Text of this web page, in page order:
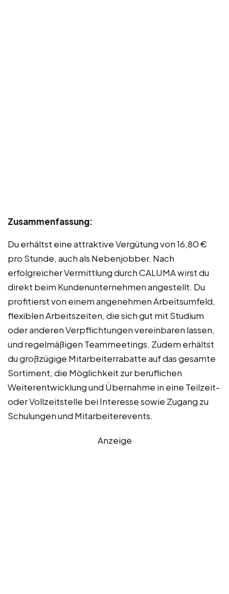
Zusammenfassung:
Du erhältst eine attraktive Vergütung von 16,80 €
pro Stunde, auch als Nebenjobber. Nach
erfolgreicher Vermittlung durch CALUMA wirst du
direkt beim Kundenunternehmen angestellt. Du
profitierst von einem angenehmen Arbeitsumfeld,
flexiblen Arbeitszeiten, die sich gut mit Studium
oder anderen Verpflichtungen vereinbaren lassen,
und regelmäßigen Teammeetings. Zudem erhältst
du großzügige Mitarbeiterrabatte auf das gesamte
Sortiment, die Möglichkeit zur beruflichen
Weiterentwicklung und Übernahme in eine Teilzeit-
oder Vollzeitstelle bei Interesse sowie Zugang zu
Schulungen und Mitarbeiterevents.
Anzeige